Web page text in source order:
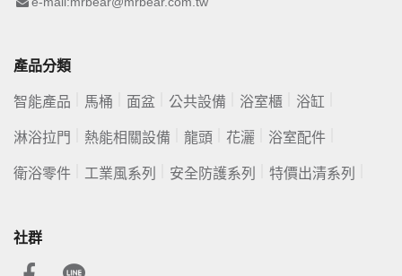
產品分類
智能產品 馬桶 面盆 公共設備 浴室櫃 浴缸
淋浴拉門 熱能相關設備 龍頭 花灑 浴室配件
衛浴零件 工業風系列 安全防護系列 特價出清系列
社群